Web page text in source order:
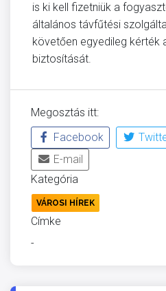
is ki kell fizetniük a
általános távfűtési
követően egyedileg kérték
biztosítását.
Megosztás itt:
Facebook
E-mail
Kategória
VÁROSI HÍREK
Címke
-